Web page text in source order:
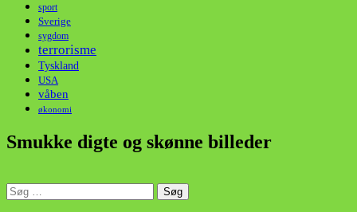
sport
Sverige
sygdom
terrorisme
Tyskland
USA
våben
økonomi
Smukke digte og skønne billeder
Søg
efter: